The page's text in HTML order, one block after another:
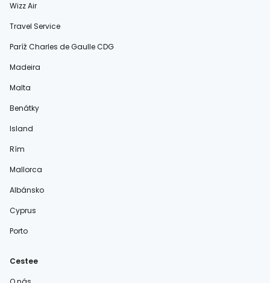
Wizz Air
Travel Service
Paríž Charles de Gaulle CDG
Madeira
Malta
Benátky
Island
Rím
Mallorca
Albánsko
Cyprus
Porto
Cestee